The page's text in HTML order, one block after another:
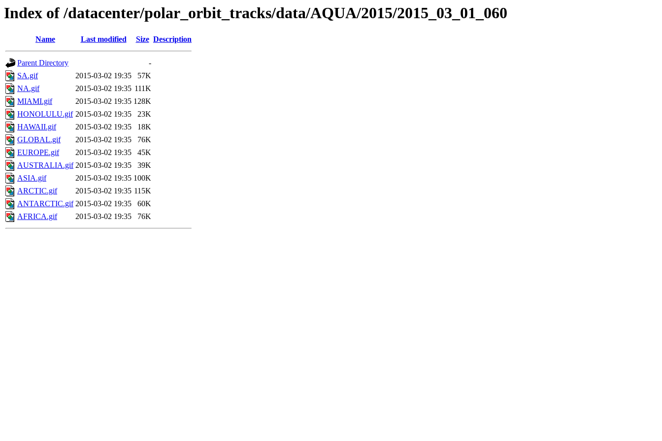
Index of /datacenter/polar_orbit_tracks/data/AQUA/2015/2015_03_01_060
Name Last modified Size Description
Parent Directory
-
SA.gif
2015-03-02 19:35
57K
NA.gif
2015-03-02 19:35 111K
MIAMI.gif
2015-03-02 19:35 128K
HONOLULU.gif 2015-03-02 19:35
23K
HAWAII.gif
2015-03-02 19:35
18K
GLOBAL.gif
2015-03-02 19:35
76K
EUROPE.gif
2015-03-02 19:35
45K
AUSTRALIA.gif 2015-03-02 19:35
39K
ASIA.gif
2015-03-02 19:35 100K
ARCTIC.gif
2015-03-02 19:35 115K
ANTARCTIC.gif 2015-03-02 19:35
60K
AFRICA.gif
2015-03-02 19:35 76K